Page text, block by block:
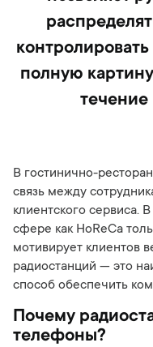
полную
В гостинично-
связь между
клиентского сервиса.
сфере как HoReCa
мотивирует клиентов
радиостанций — это
способ обеспечить
Почему
телефоны?